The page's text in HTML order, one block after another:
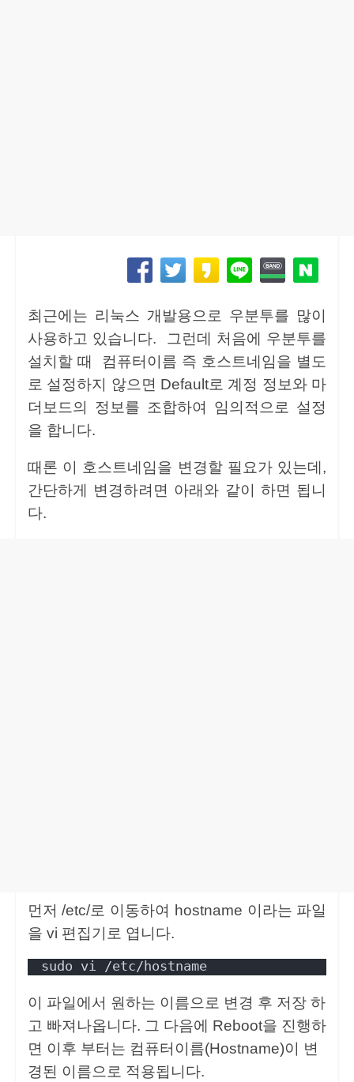
최근에는 리눅스 개발용으로 우분투를 많이
사용하고 있습니다. 그런데 처음에 우분투를
설치할 때 컴퓨터이름 즉 호스트네임을 별도
로 설정하지 않으면 Default로 계정 정보와 마
더보드의 정보를 조합하여 임의적으로 설정
을 합니다.
때론 이 호스트네임을 변경할 필요가 있는데,
간단하게 변경하려면 아래와 같이 하면 됩니
다.
먼저 /etc/로 이동하여 hostname 이라는 파일
을 vi 편집기로 엽니다.
sudo vi /etc/hostname
이 파일에서 원하는 이름으로 변경 후 저장 하
고 빠져나옵니다. 그 다음에 Reboot을 진행하
면 이후 부터는 컴퓨터이름(Hostname)이 변
경된 이름으로 적용됩니다.